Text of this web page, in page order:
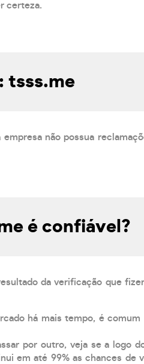
certeza.
tsss.me
não possua
é confiável?
da verificação que
há mais tempo, é
por outro, veja se a logo
em até 99% as chances de